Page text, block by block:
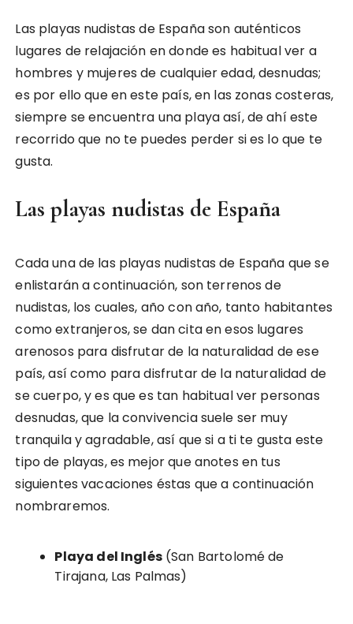
Las playas nudistas de España son auténticos
lugares de relajación en donde es habitual ver a
hombres y mujeres de cualquier edad, desnudas;
es por ello que en este país, en las zonas costeras,
siempre se encuentra una playa así, de ahí este
recorrido que no te puedes perder si es lo que te
gusta.
Las playas nudistas de España
Cada una de las playas nudistas de España que se
enlistarán a continuación, son terrenos de
nudistas, los cuales, año con año, tanto habitantes
como extranjeros, se dan cita en esos lugares
arenosos para disfrutar de la naturalidad de ese
país, así como para disfrutar de la naturalidad de
se cuerpo, y es que es tan habitual ver personas
desnudas, que la convivencia suele ser muy
tranquila y agradable, así que si a ti te gusta este
tipo de playas, es mejor que anotes en tus
siguientes vacaciones éstas que a continuación
nombraremos.
Playa del Inglés(San Bartolomé de
Tirajana, Las Palmas)